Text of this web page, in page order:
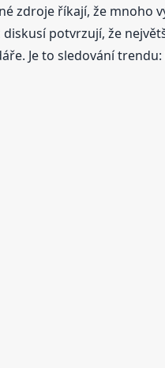
zdroje říkají, že mnoho
potvrzují, že
Je to sledování